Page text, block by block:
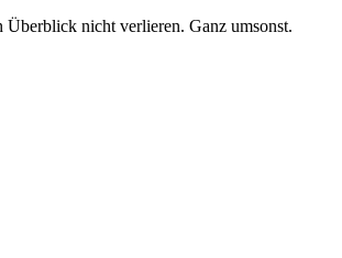
nicht verlieren. Ganz umsonst.